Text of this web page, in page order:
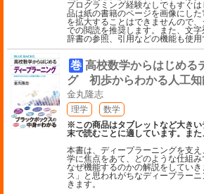
プログラミング経験なしでもすぐ
品は紙の書籍のページを画像にし
を拡大することはできませんので
での閲読を推奨します。また、文字
辞書の参照、引用などの機能も使用
巻 高校数学からはじめる
グ 初歩からわかる人工知
金丸隆志
理学
数学
※この商品はタブレットなど大き
末で読むことに適しています。また
本書は、ディープラーニングを支
学に焦点をあて、どのような仕組み
なぜ機能するのかの解説をしてい
ス」と思われがちなディープラー
きます。